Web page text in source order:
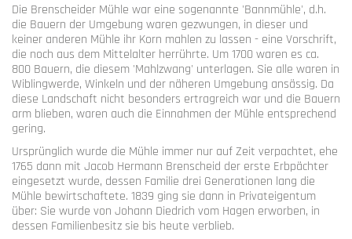
Die Brenscheider Mühle war eine sogenannte 'Bannmühle', d.h.
die Bauern der Umgebung waren gezwungen, in dieser und
keiner anderen Mühle ihr Korn mahlen zu lassen - eine Vorschrift,
die noch aus dem Mittelalter herrührte. Um 1700 waren es ca.
800 Bauern, die diesem 'Mahlzwang' unterlagen. Sie alle waren in
Wiblingwerde, Winkeln und der näheren Umgebung ansässig. Da
diese Landschaft nicht besonders ertragreich war und die Bauern
arm blieben, waren auch die Einnahmen der Mühle entsprechend
gering.
Ursprünglich wurde die Mühle immer nur auf Zeit verpachtet, ehe
1765 dann mit Jacob Hermann Brenscheid der erste Erbpächter
eingesetzt wurde, dessen Familie drei Generationen lang die
Mühle bewirtschaftete. 1839 ging sie dann in Privateigentum
über: Sie wurde von Johann Diedrich vom Hagen erworben, in
dessen Familienbesitz sie bis heute verblieb.